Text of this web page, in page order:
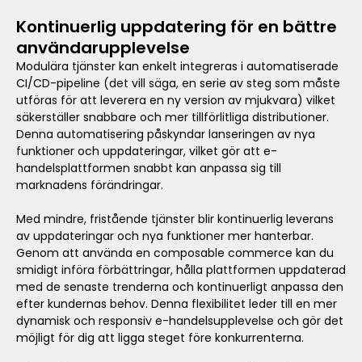
Kontinuerlig uppdatering för en bättre
användarupplevelse
Modulära tjänster kan enkelt integreras i automatiserade
CI/CD-pipeline (det vill säga, en serie av steg som måste
utföras för att leverera en ny version av mjukvara) vilket
säkerställer snabbare och mer tillförlitliga distributioner.
Denna automatisering påskyndar lanseringen av nya
funktioner och uppdateringar, vilket gör att e-
handelsplattformen snabbt kan anpassa sig till
marknadens förändringar.
Med mindre, fristående tjänster blir kontinuerlig leverans
av uppdateringar och nya funktioner mer hanterbar.
Genom att använda en composable commerce kan du
smidigt införa förbättringar, hålla plattformen uppdaterad
med de senaste trenderna och kontinuerligt anpassa den
efter kundernas behov. Denna flexibilitet leder till en mer
dynamisk och responsiv e-handelsupplevelse och gör det
möjligt för dig att ligga steget före konkurrenterna.